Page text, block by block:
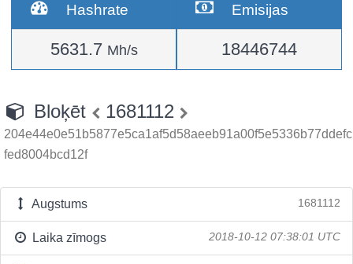
Hashrate
5631.7 Mh/s
Emisijas
18446744
Bloķēt 1681112
204e44e0e51b5877e5ca1af5d58aeeb91a00f5e5336b77ddefc
fed8004bcd12f
Augstums 1681112
Laika zīmogs 2018-10-12 07:38:01 UTC